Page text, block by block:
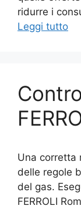
ridurre i
Leggi tutto
Una corretta
delle regole
del gas.
FERROLI